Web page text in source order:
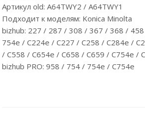
Артикул old: A64TWY2 / A64TWY1
Подходит к моделям: Konica Minolta
bizhub: 227 / 287 / 308 / 367 / 368 /
754e / C224e / C227 / C258 / C284e /
/ C558 / C654e / C658 / C659 / C754e /
bizhub PRO: 958 / 754 / 754e / C754e